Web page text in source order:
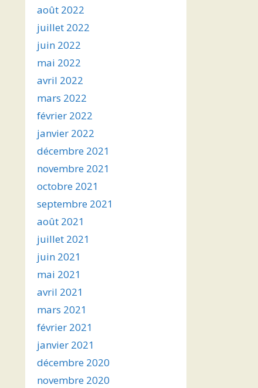
août 2022
juillet 2022
juin 2022
mai 2022
avril 2022
mars 2022
février 2022
janvier 2022
décembre 2021
novembre 2021
octobre 2021
septembre 2021
août 2021
juillet 2021
juin 2021
mai 2021
avril 2021
mars 2021
février 2021
janvier 2021
décembre 2020
novembre 2020